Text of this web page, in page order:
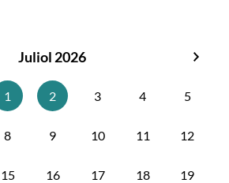
Juliol 2026
1 2 3 4 5
8 9 10 11 12
15 16 17 18 19